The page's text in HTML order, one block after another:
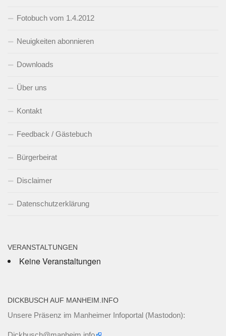
Fotobuch vom 1.4.2012
Neuigkeiten abonnieren
Downloads
Über uns
Kontakt
Feedback / Gästebuch
Bürgerbeirat
Disclaimer
Datenschutzerklärung
VERANSTALTUNGEN
Keine Veranstaltungen
DICKBUSCH AUF MANHEIM.INFO
Unsere Präsenz im Manheimer Infoportal (Mastodon):